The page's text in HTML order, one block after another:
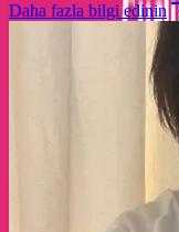
Daha fazla bilgi edinin